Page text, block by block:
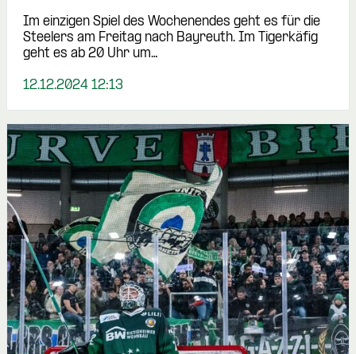
Im einzigen Spiel des Wochenendes geht es für die
Steelers am Freitag nach Bayreuth. Im Tigerkäfig
geht es ab 20 Uhr um…
12.12.2024 12:13